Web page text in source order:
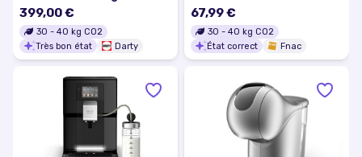
EA897B10
399,00 €
30 - 40 kg CO2
Très bon état
Darty
67,99 €
30 - 40 kg CO2
État correct
Fnac